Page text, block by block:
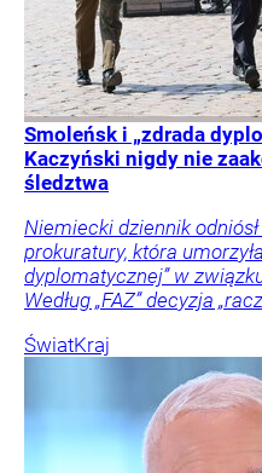
Smoleńsk i „zdrada
Kaczyński nigdy nie
śledztwa
Niemiecki dziennik
prokuratury, która
dyplomatycznej” w
Według „FAZ” decyzja
ŚwiatKraj